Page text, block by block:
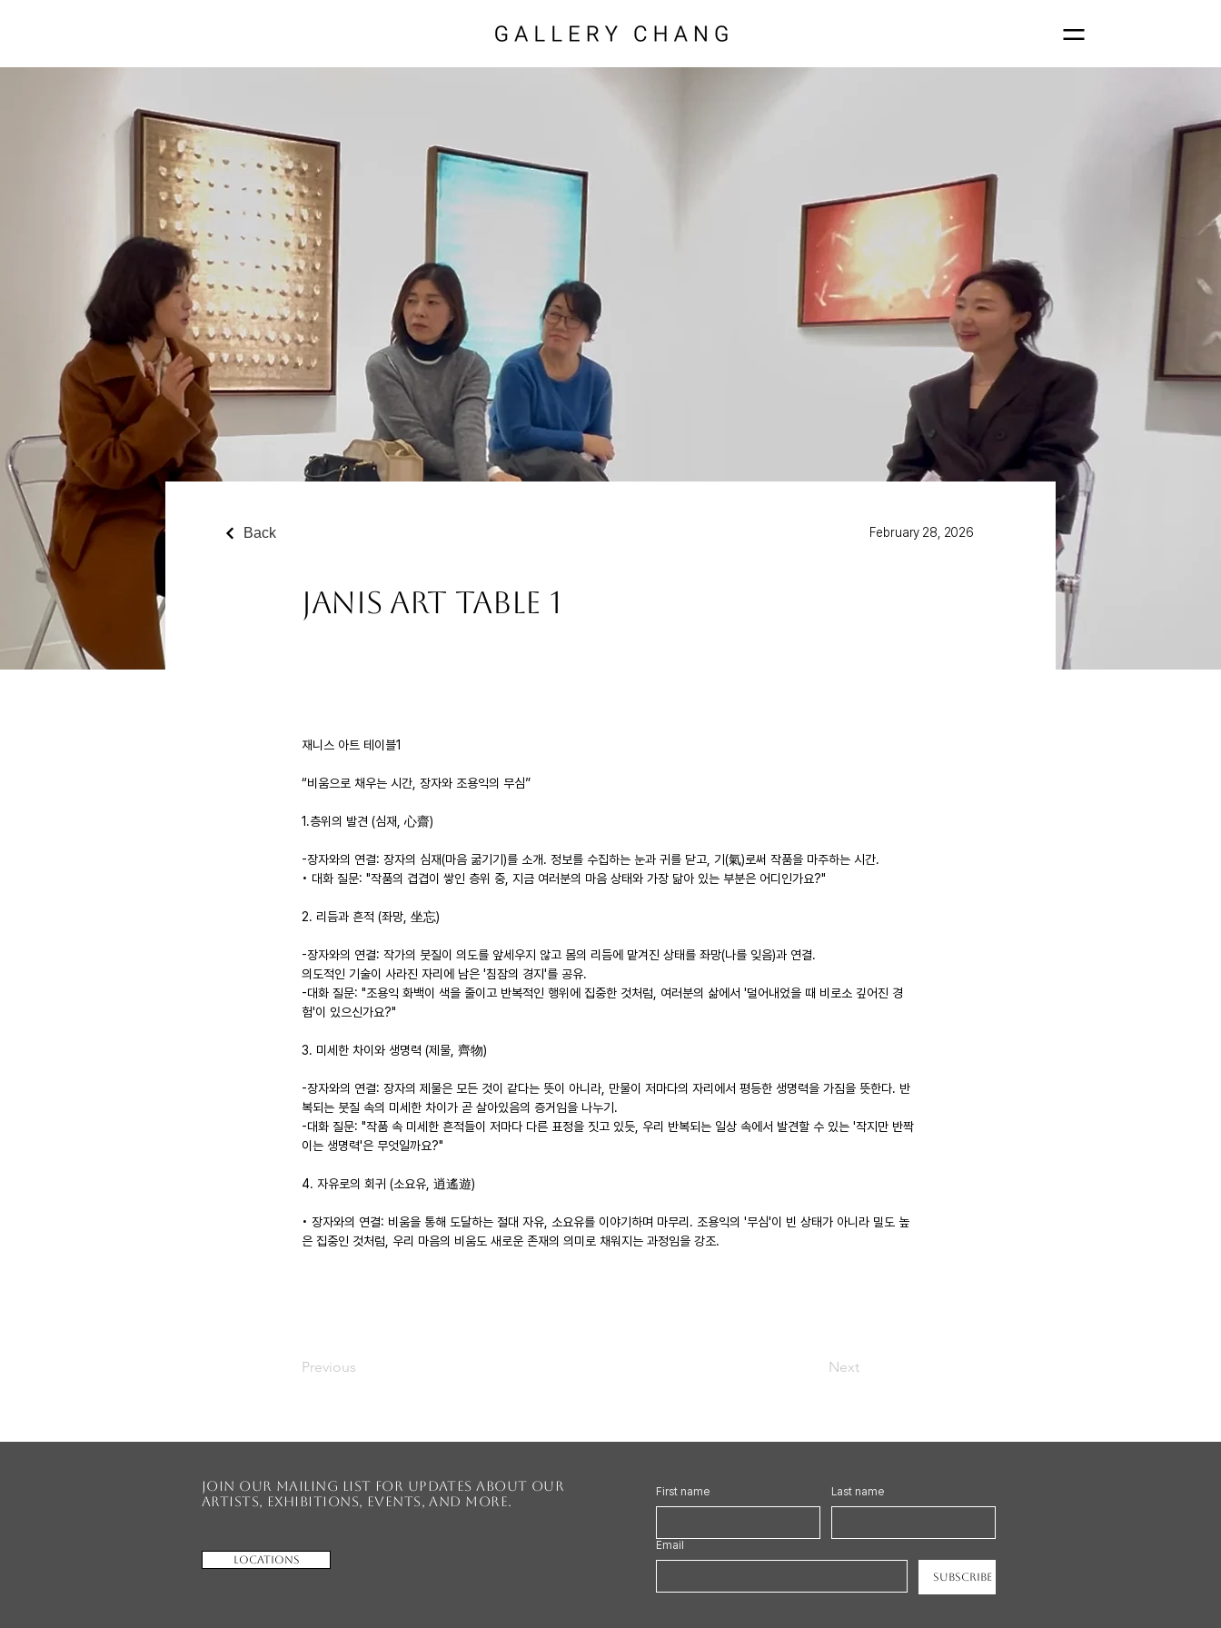
Back February 28, 2026
Janis Art Table 1
재니스 아트 테이블1
“비움으로 채우는 시간, 장자와 조용익의 무심”
1.층위의 발견 (심재, 心齋)
-장자와의 연결: 장자의 심재(마음 굶기기)를 소개. 정보를 수집하는 눈과 귀를 닫고, 기(氣)로써 작품을 마주하는 시간.
• 대화 질문: "작품의 겹겹이 쌓인 층위 중, 지금 여러분의 마음 상태와 가장 닮아 있는 부분은 어디인가요?"
2. 리듬과 흔적 (좌망, 坐忘)
-장자와의 연결: 작가의 붓질이 의도를 앞세우지 않고 몸의 리듬에 맡겨진 상태를 좌망(나를 잊음)과 연결.
의도적인 기술이 사라진 자리에 남은 '침잠의 경지'를 공유.
-대화 질문: "조용익 화백이 색을 줄이고 반복적인 행위에 집중한 것처럼, 여러분의 삶에서 '덜어내었을 때 비로소 깊어진 경
험'이 있으신가요?"
3. 미세한 차이와 생명력 (제물, 齊物)
-장자와의 연결: 장자의 제물은 모든 것이 같다는 뜻이 아니라, 만물이 저마다의 자리에서 평등한 생명력을 가짐을 뜻한다. 반
복되는 붓질 속의 미세한 차이가 곧 살아있음의 증거임을 나누기.
-대화 질문: "작품 속 미세한 흔적들이 저마다 다른 표정을 짓고 있듯, 우리 반복되는 일상 속에서 발견할 수 있는 '작지만 반짝
이는 생명력'은 무엇일까요?"
4. 자유로의 회귀 (소요유, 逍遙遊)
• 장자와의 연결: 비움을 통해 도달하는 절대 자유, 소요유를 이야기하며 마무리. 조용익의 '무심'이 빈 상태가 아니라 밀도 높
은 집중인 것처럼, 우리 마음의 비움도 새로운 존재의 의미로 채워지는 과정임을 강조.
Previous Next
Join our mailing list for updates about our
artists, exhibitions, events, and more.
Locations
First name Last name
Email
Subscribe